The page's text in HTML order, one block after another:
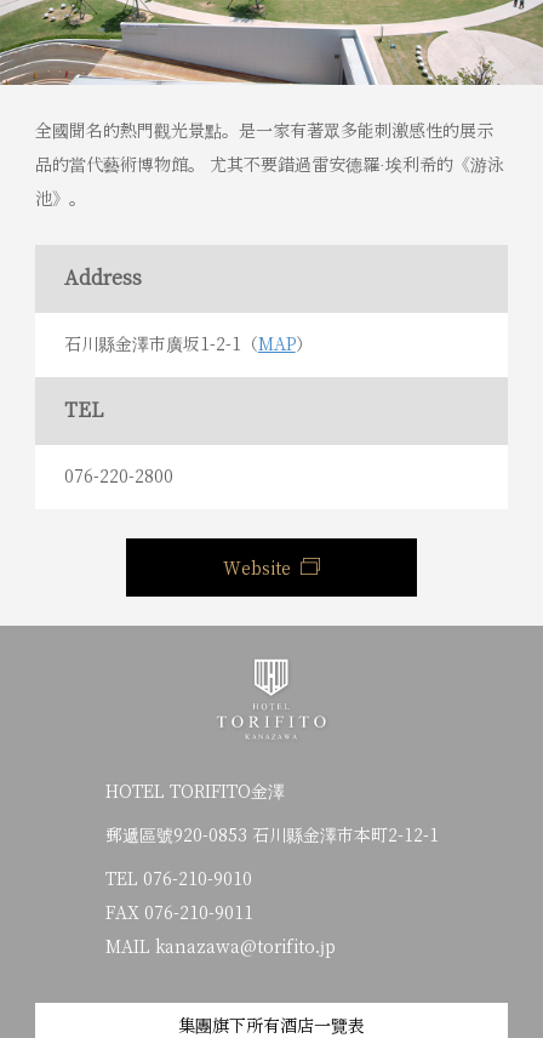
全國聞名的熱門觀光景點。是一家有著眾多能刺激感性的展示
品的當代藝術博物館。 尤其不要錯過雷安德羅·埃利希的《游泳
池》。
Address
石川縣金澤市廣坂1-2-1（MAP）
TEL
076-220-2800
Website
HOTEL TORIFITO金澤
郵遞區號920-0853 石川縣金澤市本町2-12-1
TEL 076-210-9010
FAX 076-210-9011
MAIL kanazawa@torifito.jp
集團旗下所有酒店一覽表